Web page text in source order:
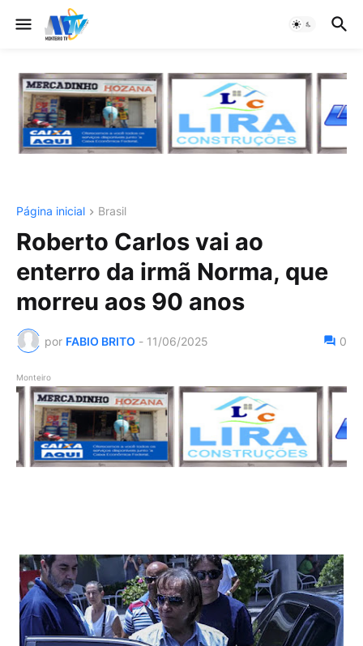
Página inicial Brasil
Roberto Carlos vai ao
enterro da irmã Norma, que
morreu aos 90 anos
por FABIO BRITO - 11/06/2025 0
Monteiro